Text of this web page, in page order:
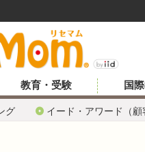
グ イード・アワード（顧
教育・受験 国